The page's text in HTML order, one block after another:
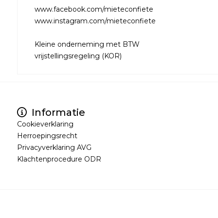
www.facebook.com/mieteconfiete
www.instagram.com/mieteconfiete
Kleine onderneming met BTW
vrijstellingsregeling (KOR)
Informatie
Cookieverklaring
Herroepingsrecht
Privacyverklaring AVG
Klachtenprocedure ODR